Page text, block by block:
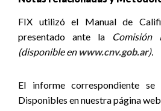
FIX utilizó el Manual de
presentado ante la
Comisión
(disponible en www.cnv.gob.ar).
El informe correspondiente se
Disponibles en nuestra página web